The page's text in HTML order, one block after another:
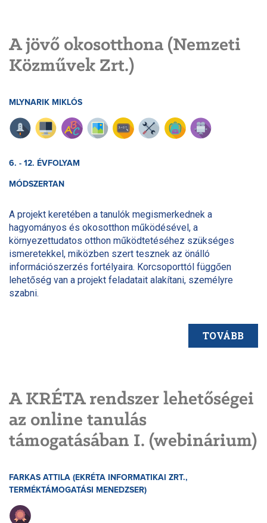
A jövő okosotthona (Nemzeti
Közművek Zrt.)
MLYNARIK MIKLÓS
6. - 12. ÉVFOLYAM
MÓDSZERTAN
A projekt keretében a tanulók megismerkednek a
hagyományos és okosotthon működésével, a
környezettudatos otthon működtetéséhez szükséges
ismeretekkel, miközben szert tesznek az önálló
információszerzés fortélyaira. Korcsoporttól függően
lehetőség van a projekt feladatait alakítani, személyre
szabni.
TOVÁBB
A KRÉTA rendszer lehetőségei
az online tanulás
támogatásában I. (webinárium)
FARKAS ATTILA (EKRÉTA INFORMATIKAI ZRT.,
TERMÉKTÁMOGATÁSI MENEDZSER)